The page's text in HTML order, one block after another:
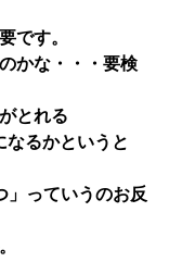
です。
かな・・・要検
とれる
なるかというと
」っていうのお反